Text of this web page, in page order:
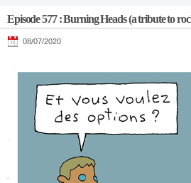
Episode 577 : Burning Heads (a tribute to
08/07/2020